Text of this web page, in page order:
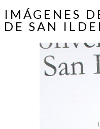
IMÁGENES
DE SAN